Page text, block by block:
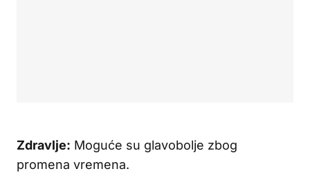
Zdravlje: Moguće su glavobolje zbog
promena vremena.